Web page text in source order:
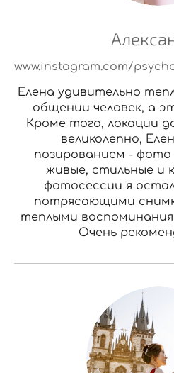
Елена удивительно
общении человек, а
Кроме того, локации
великолепно,
позированием - фото
живые, стильные и
фотосессии я
потрясающими
теплыми
Очень